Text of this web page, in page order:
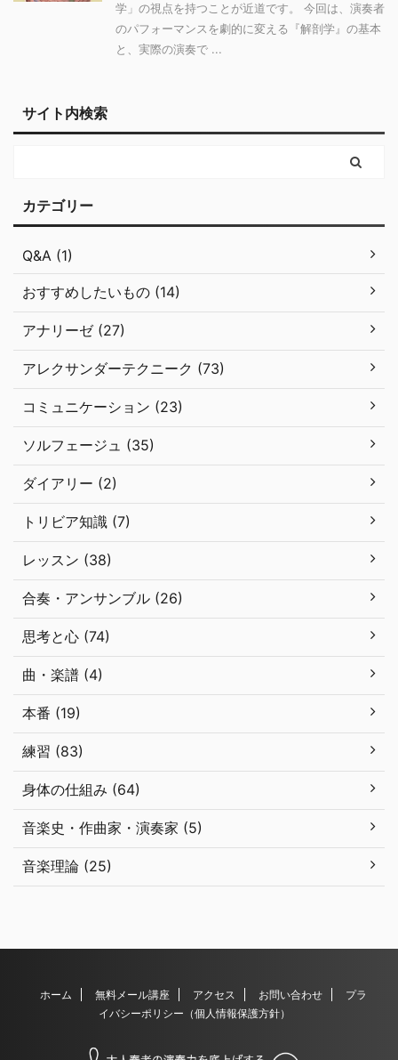
学」の視点を持つことが近道です。 今回は、演奏者
のパフォーマンスを劇的に変える『解剖学』の基本
と、実際の演奏で ...
サイト内検索
カテゴリー
Q&A (1)
おすすめしたいもの (14)
アナリーゼ (27)
アレクサンダーテクニーク (73)
コミュニケーション (23)
ソルフェージュ (35)
ダイアリー (2)
トリビア知識 (7)
レッスン (38)
合奏・アンサンブル (26)
思考と心 (74)
曲・楽譜 (4)
本番 (19)
練習 (83)
身体の仕組み (64)
音楽史・作曲家・演奏家 (5)
音楽理論 (25)
ホーム 無料メール講座 アクセス お問い合わせ
プラ
イバシーポリシー（個人情報保護方針）